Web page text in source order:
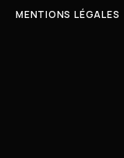
MENTIONS LÉGALES